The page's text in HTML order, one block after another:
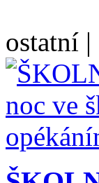
ostatní |